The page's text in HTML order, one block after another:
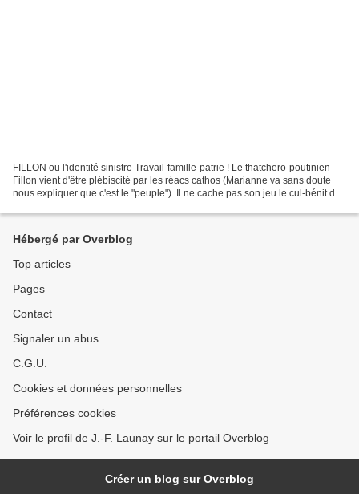
FILLON ou l'identité sinistre Travail-famille-patrie ! Le thatchero-poutinien
Fillon vient d'être plébiscité par les réacs cathos (Marianne va sans doute
nous expliquer que c'est le "peuple"). Il ne cache pas son jeu le cul-bénit de
Hébergé par Overblog
Top articles
Pages
Contact
Signaler un abus
C.G.U.
Cookies et données personnelles
Préférences cookies
Voir le profil de J.-F. Launay sur le portail Overblog
Créer un blog sur Overblog